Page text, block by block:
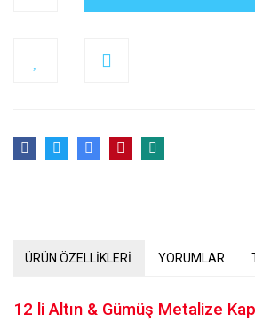
ÜRÜN ÖZELLİKLERİ YORUMLAR
12 li Altın & Gümüş Metalize